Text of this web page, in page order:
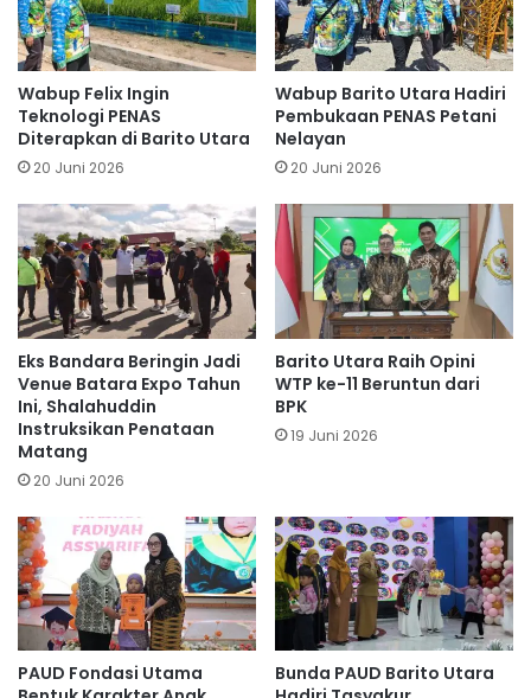
Wabup Felix Ingin
Teknologi PENAS
Diterapkan di Barito Utara
20 Juni 2026
Wabup Barito Utara Hadiri
Pembukaan PENAS Petani
Nelayan
20 Juni 2026
Eks Bandara Beringin Jadi
Venue Batara Expo Tahun
Ini, Shalahuddin
Instruksikan Penataan
Matang
20 Juni 2026
Barito Utara Raih Opini
WTP ke-11 Beruntun dari
BPK
19 Juni 2026
PAUD Fondasi Utama
Bunda PAUD Barito Utara